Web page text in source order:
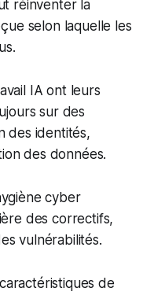
réinventer la
selon laquelle les
IA ont leurs
sur des
des identités,
des données.
cyber
des correctifs,
vulnérabilités.
de